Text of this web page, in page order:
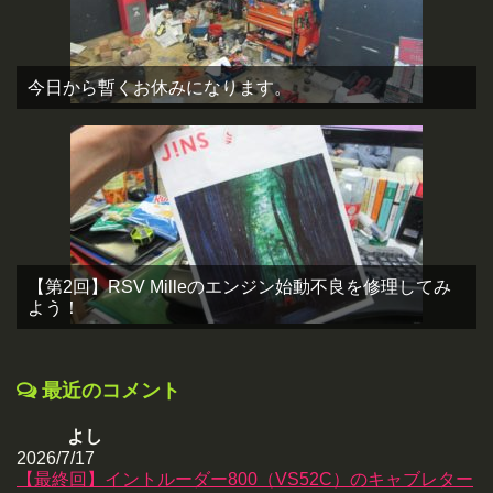
今日から暫くお休みになります。
【第2回】RSV Milleのエンジン始動不良を修理してみ
よう！
最近のコメント
よし
2026/7/17
【最終回】イントルーダー800（VS52C）のキャブレター